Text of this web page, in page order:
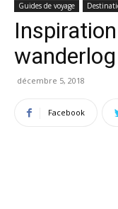
Guides de voyage
décembre 5, 2018
Facebook